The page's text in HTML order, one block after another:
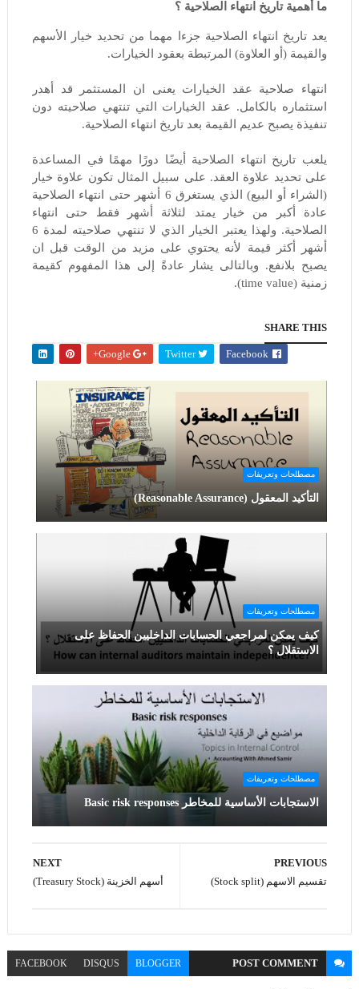
ما أهمية تاريخ انتهاء الصلاحية ؟
يعد تاريخ انتهاء الصلاحية جزءا مهما من تحديد خيار الأسهم
والقيمة (أو العلاوة) المرتبطة بعقود الخيارات.
انتهاء صلاحية عقد الخيارات يعنى ان المستثمر قد أهدر
استثماره بالكامل. عقد الخيارات التي تنتهي صلاحيته دون
تنفيذة يصبح عديم القيمة بعد تاريخ انتهاء الصلاحية.
يلعب تاريخ انتهاء الصلاحية أيضًا دورًا مهمًا في المساعدة
على تحديد علاوة العقد. على سبيل المثال تكون علاوة خيار
(الشراء أو البيع) الذي يستغرق 6 أشهر حتى انتهاء الصلاحية
عادة أكبر من خيار يمتد لثلاثة أشهر فقط حتى انتهاء
الصلاحية. ولهذا يعتبر الخيار الذي لا تنتهي صلاحيته لمدة 6
أشهر أكثر قيمة لأنه يحتوي على مزيد من الوقت قبل ان
يصبح بلانفع. وبالتالى يشار عادةً إلى هذا المفهوم كقيمة
زمنية (time value).
SHARE THIS
Facebook
Twitter
Google+
مصطلحات وتعريفات
التأكيد المعقول (Reasonable Assurance)
مصطلحات وتعريفات
كيف يمكن لمراجعي الحسابات الداخليين الحفاظ على
الاستقلال ؟
مصطلحات وتعريفات
الاستجابات الأساسية للمخاطر Basic risk responses
NEXT
أسهم الخزينة (Treasury Stock)
PREVIOUS
تقسيم الاسهم (Stock split)
POSTCOMMENT
BLOGGER
DISQUS
FACEBOOK